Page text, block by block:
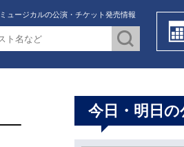
ュージカルの公演・チケット発売情報
今日・明日の